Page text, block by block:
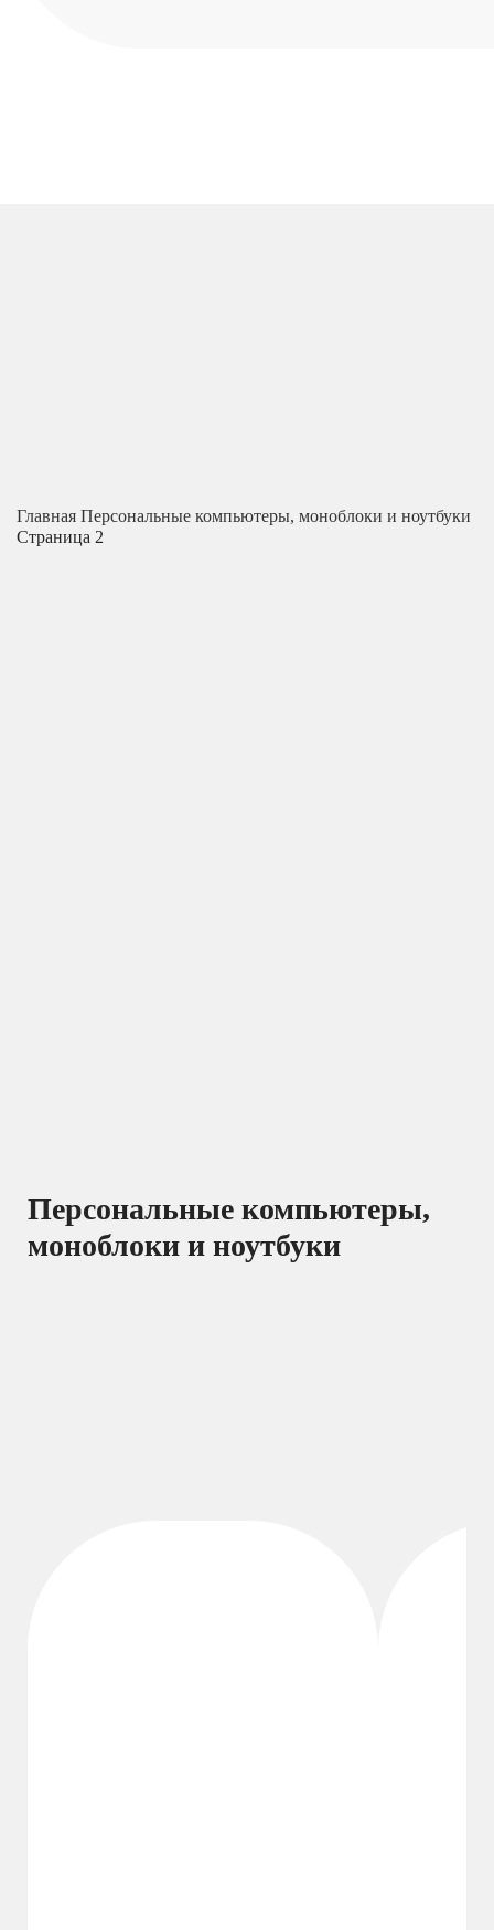
Главная Персональные компьютеры, моноблоки и ноутбуки
Страница 2
Персональные компьютеры,
моноблоки и ноутбуки